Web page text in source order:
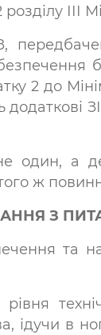
ІІІ
2 до
один, а
ж
З
та
рівня
ідучи в